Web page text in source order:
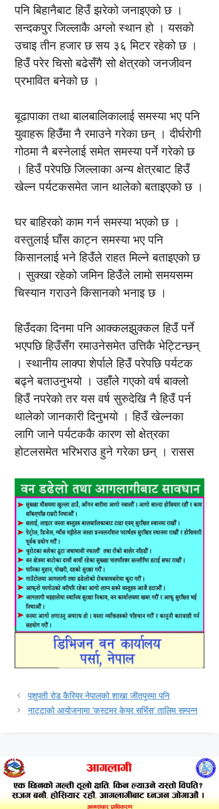
पनि बिहानैबाट हिउँ झरेको जनाइएको छ ।
सन्दकपुर जिल्लाकै अग्लो स्थान हो । यसको
उचाइ तीन हजार छ सय ३६ मिटर रहेको छ ।
हिउँ परेर चिसो बढेसँगै सो क्षेत्रको जनजीवन
प्रभावित बनेको छ ।
बूढापाका तथा बालबालिकालाई समस्या भए पनि
युवाहरू हिउँमा नै रमाउने गरेका छन् । दीर्घरोगी
गोठमा नै बस्नेलाई समेत समस्या पर्ने गरेको छ
। हिउँ परेपछि जिल्लाका अन्य क्षेत्रबाट हिउँ
खेल्न पर्यटकसमेत जान थालेको बताइएको छ ।
घर बाहिरको काम गर्न समस्या भएको छ ।
वस्तुलाई घाँस काट्न समस्या भए पनि
किसानलाई भने हिउँले राहत मिल्ने बताइएको छ
। सुक्खा रहेको जमिन हिउँले लामो समयसम्म
चिस्यान गराउने किसानको भनाइ छ ।
हिउँदका दिनमा पनि आक्कलझुक्कल हिउँ पर्ने
भएपछि हिउँसँग रमाउनेसमेत उत्तिकै भेट्टिन्छन्
। स्थानीय लाक्पा शेर्पाले हिउँ परेपछि पर्यटक
बढ्ने बताउनुभयो । उहाँले गएको वर्ष बाक्लो
हिउँ नपरेको तर यस वर्ष सुरुदेखि नै हिउँ पर्न
थालेको जानकारी दिनुभयो । हिउँ खेल्नका
लागि जाने पर्यटककै कारण सो क्षेत्रका
होटलसमेत भरिभराउ हुने गरेका छन् । रासस
पशुपती रोड कैरियर नेपालको शाखा जीतपुरमा पनि
नाट्टाको आयोजनामा ‘कस्टमर केयर सर्भिस’ तालिम सम्पन्न